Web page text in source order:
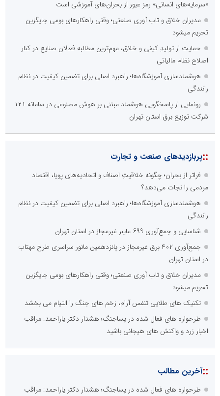
«سرمایه‌های انسانی» رمز عبور از بحران‌های آموزشی است
مدیران خلاق و تاب آوری صنعتی؛ وقتی راهکارهای بومی جایگزین
تحریم میشود
حمایت از تولیدِ کیفی و خلاق، مهم‌ترین مطالبه فعالان صنایع در کنار
اصلاح نظام مالیاتی
هوشمندسازی آموزشگاه‌ها؛ راهبرد اصلی برای تضمین کیفیت در نظام
رانندگی
رونمایی از پاسخگویی هوشمند مبتنی بر هوش مصنوعی در سامانه ۱۲۱
شرکت توزیع برق استان تهران
::پربازدیدهای صنعت و تجارت
فراتر از بحران؛ چگونه خلاقیتِ اصناف و اتحادیه‌های پویا، اقتصاد
مردمی را نجات می‌دهد؟
هوشمندسازی آموزشگاه‌ها؛ راهبرد اصلی برای تضمین کیفیت در نظام
رانندگی
شناسایی و جمع‌آوری 699 ماینر غیرمجاز در استان تهران
جمع‌آوری ۴۰۲ برق غیرمجاز در پانزدهمین مانور سراسری طرح مهتاب
در استان تهران
مدیران خلاق و تاب آوری صنعتی؛ وقتی راهکارهای بومی جایگزین
تحریم میشود
تکنیک های طلایی تنفس آرام، زخم های جنگ را التیام می بخشد
طرحواره های فعال شده در پساجنگ؛ هشدار دکتر یاراحمد: مراقب
اخبار زرد و واکنش های هیجانی باشید
::آخرین مطالب
طرحواره های فعال شده در پساجنگ؛ هشدار دکتر یاراحمد: مراقب